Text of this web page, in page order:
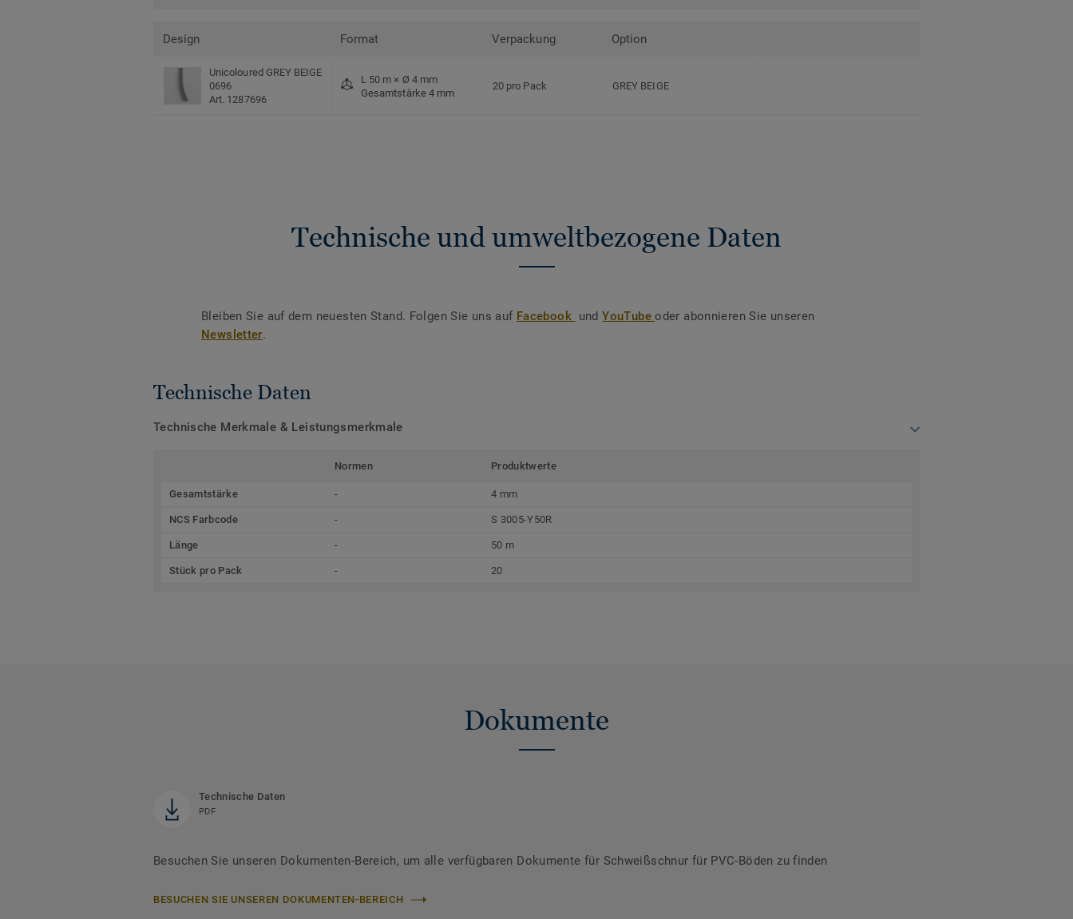
Design Format Verpackung Option
Unicoloured GREY BEIGE
0696
Art. 1287696
L 50 m × Ø 4 mm
Gesamtstärke 4 mm
20 pro Pack GREY BEIGE
Technische und umweltbezogene Daten
Bleiben Sie auf dem neuesten Stand. Folgen Sie uns auf Facebook undYouTubeoder abonnieren Sie unseren
Newsletter.
Technische Daten
Technische Merkmale & Leistungsmerkmale
Normen Produktwerte
Gesamtstärke - 4 mm
NCS Farbcode - S 3005-Y50R
Länge - 50 m
Stück pro Pack - 20
Dokumente
Technische Daten
PDF
Besuchen Sie unseren Dokumenten-Bereich, um alle verfügbaren Dokumente für Schweißschnur für PVC-Böden zu finden
BESUCHEN SIE UNSEREN DOKUMENTEN-BEREICH